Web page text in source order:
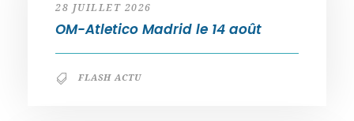
28 JUILLET 2026
OM-Atletico Madrid le 14 août
FLASH ACTU